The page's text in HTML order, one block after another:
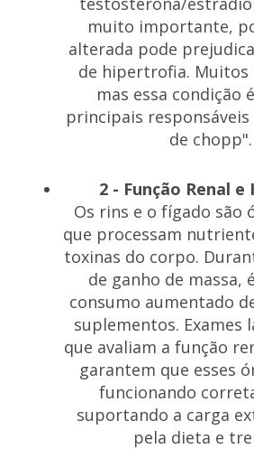
muito importante,
alterada pode
de hipertrofia. Muitos
mas essa condição
principais
de chopp".
2 - Função Renal e
Os rins e o fígado são
que processam
toxinas do corpo.
de ganho de massa,
consumo aumentado
suplementos. Exames
que avaliam a função
garantem que esses
funcionando
suportando a carga
pela dieta e